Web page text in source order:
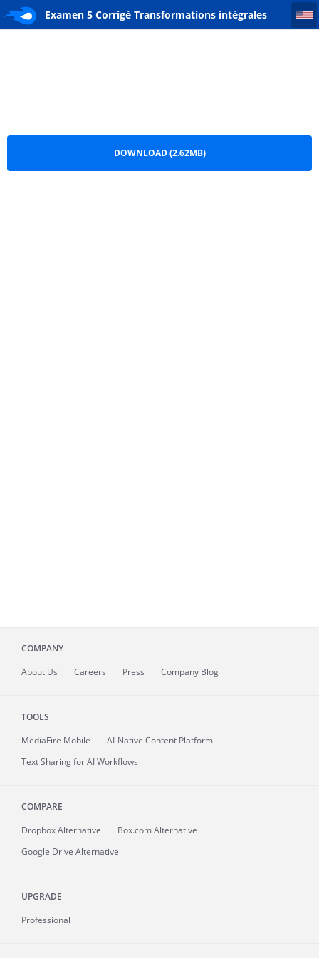
Examen 5 Corrigé Transformations intégrales Examen 5 Corrigé Transformations intégrales dans les espaces Lp
DOWNLOAD (2.62MB)
COMPANY
About Us Careers Press Company Blog
TOOLS
MediaFire Mobile
AI-Native Content Platform
Text Sharing for AI Workflows
COMPARE
Dropbox Alternative
Box.com Alternative
Google Drive Alternative
UPGRADE
Professional